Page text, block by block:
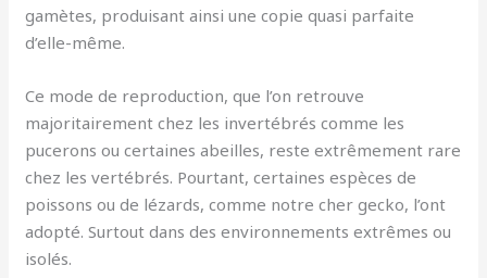
gamètes, produisant ainsi une copie quasi parfaite
d’elle-même.
Ce mode de reproduction, que l’on retrouve
majoritairement chez les invertébrés comme les
pucerons ou certaines abeilles, reste extrêmement rare
chez les vertébrés. Pourtant, certaines espèces de
poissons ou de lézards, comme notre cher gecko, l’ont
adopté. Surtout dans des environnements extrêmes ou
isolés.